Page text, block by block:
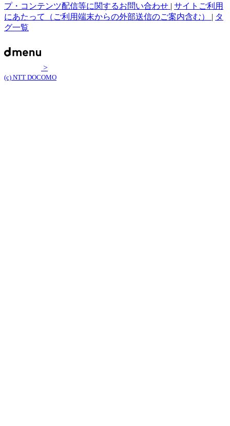
プ・コンテンツ配信等に関するお問い合わせ | サイトご利用
にあたって（ご利用端末からの外部送信のご案内含む） | タ
グ一覧
>
(c) NTT DOCOMO